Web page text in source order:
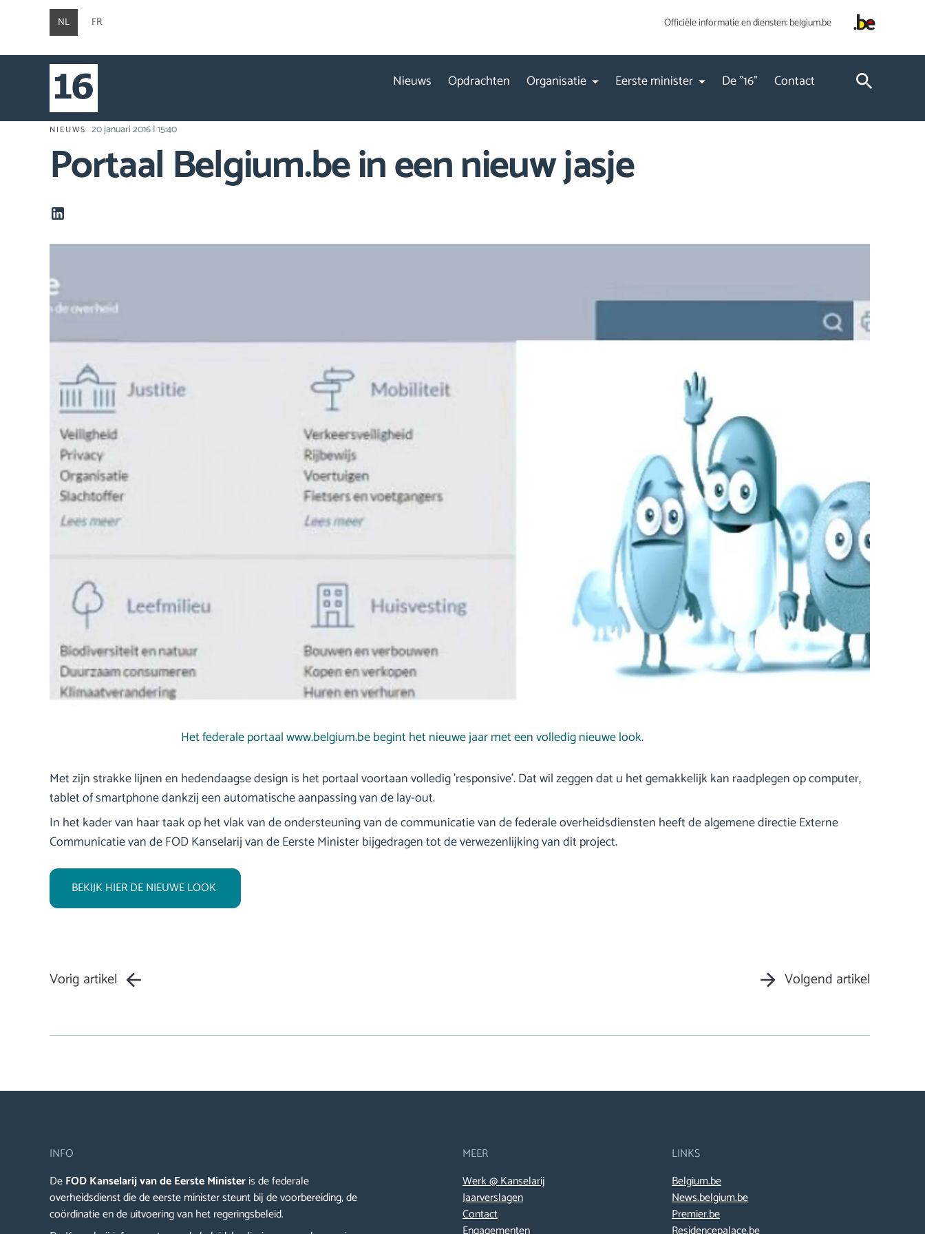
NL FR Officiële informatie en diensten:belgium.be
Nieuws Opdrachten Organisatie Eerste minister De "16" Contact
NIEUWS 20 januari 2016 | 15:40
Portaal Belgium.be in een nieuw jasje
Het federale portaal www.belgium.be begint het nieuwe jaar met een volledig nieuwe look.
Met zijn strakke lijnen en hedendaagse design is het portaal voortaan volledig 'responsive'. Dat wil zeggen dat u het gemakkelijk kan raadplegen op computer,
tablet of smartphone dankzij een automatische aanpassing van de lay-out.
In het kader van haar taak op het vlak van de ondersteuning van de communicatie van de federale overheidsdiensten heeft de algemene directie Externe
Communicatie van de FOD Kanselarij van de Eerste Minister bijgedragen tot de verwezenlijking van dit project.
BEKIJK HIER DE NIEUWE LOOK
Vorig artikel Volgend artikel
INFO
DeFOD Kanselarij van de Eerste Ministeris de federale
overheidsdienst die de eerste minister steunt bij de voorbereiding, de
coördinatie en de uitvoering van het regeringsbeleid.
MEER
Werk @ Kanselarij
Jaarverslagen
Contact
LINKS
Belgium.be
News.belgium.be
Premier.be